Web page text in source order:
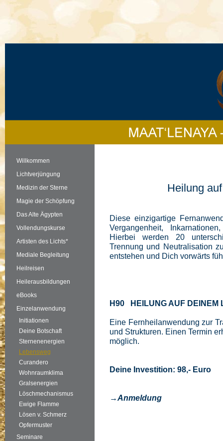
Willkommen
Lichtverjüngung
Medizin der Sterne
Magie der Schöpfung
Das Alte Ägypten
Vollendungskurse
Artisten des Lichts*
Mediale Begleitung
Heilreisen
Heilerausbildungen
eBooks
Einzelanwendung
Initiationen
Deine Botschaft
Sternenenergien
Lebensweg
Curandero
Wohnraumklima
Gralsenergien
Löschmechanismus
Ewige Flamme
Lösen v. Schmerz
Opfermuster
Seminare
Heilung
Diese einzigartige
Vergangenheit,
Hierbei werden 20
Trennung und Neutralisation
entstehen und Dich vorwärts
H90 HEILUNG AUF DEINEM
Eine Fernheilanwendung zur
und Strukturen. Einen Termin
möglich.
Deine Investition: 98,- Euro
→Anmeldung